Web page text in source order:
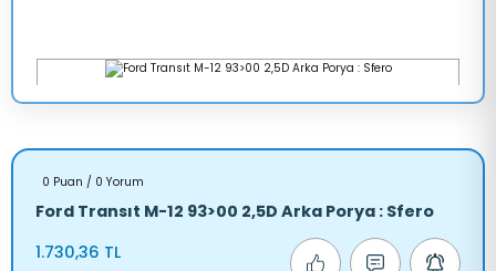
0 Puan / 0 Yorum
Ford Transıt M-12 93>00 2,5D Arka Porya : Sfero
1.730,36 TL